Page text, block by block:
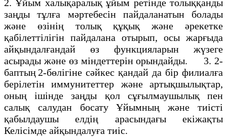
2. Ұйым халықаралық ұйым ретінде толыққанды
заңды тұлға мәртебесін пайдаланатын болады
және өзінің толық құқық және әрекетке
қабілеттілігін пайдалана отырып, осы жарғыда
айқындалғандай өз функцияларын жүзеге
асырады және өз міндеттерін орындайды. 3. 2-
баптың 2-бөлігіне сәйкес қандай да бір филиалға
берілетін иммунитеттер және артықшылықтар,
оның ішінде заңды қол сұғылмаушылық пен
салық салудан босату Ұйымның және тиісті
қабылдаушы елдің арасындағы екіжақты
Келісімде айқындалуға тиіс.